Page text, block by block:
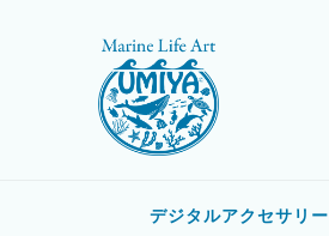
デジタルアクセサリー